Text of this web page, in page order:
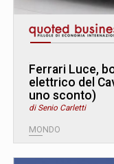
Ferrari Luce,
elettrico del
uno sconto)
di Senio Carletti
MONDO